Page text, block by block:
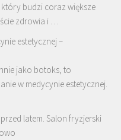
budzi coraz większe
zdrowia i …
estetycznej –
jako botoks, to
w medycynie estetycznej.
latem. Salon fryzjerski